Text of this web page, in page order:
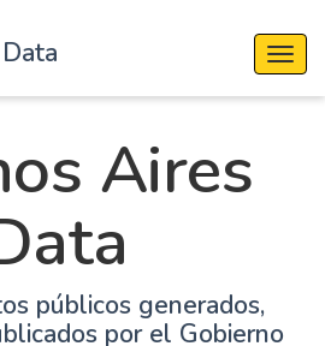
Aires
públicos generados,
por el Gobierno